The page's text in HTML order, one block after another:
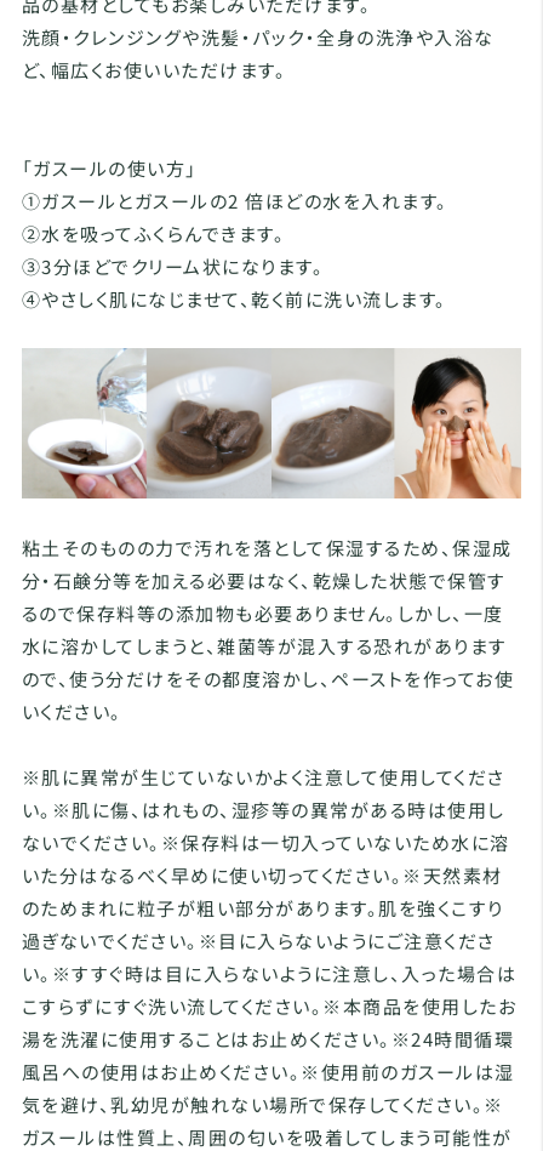
洗顔・クレンジングや洗髪・パック・全身の洗浄や入浴な
ど、幅広くお使いいただけます。
「ガスールの使い方」
①ガスールとガスールの2 倍ほどの水を入れます。
②水を吸ってふくらんできます。
③3分ほどでクリーム状になります。
④やさしく肌になじませて、乾く前に洗い流します。
粘土そのものの力で汚れを落として保湿するため、保湿成
分・石鹸分等を加える必要はなく、乾燥した状態で保管す
るので保存料等の添加物も必要ありません。しかし、一度
水に溶かしてしまうと、雑菌等が混入する恐れがあります
ので、使う分だけをその都度溶かし、ペーストを作ってお使
いください。
※肌に異常が生じていないかよく注意して使用してくださ
い。※肌に傷、はれもの、湿疹等の異常がある時は使用し
ないでください。※保存料は一切入っていないため水に溶
いた分はなるべく早めに使い切ってください。※天然素材
のためまれに粒子が粗い部分があります。肌を強くこすり
過ぎないでください。※目に入らないようにご注意くださ
い。※すすぐ時は目に入らないように注意し、入った場合は
こすらずにすぐ洗い流してください。※本商品を使用したお
湯を洗濯に使用することはお止めください。※24時間循環
風呂への使用はお止めください。※使用前のガスールは湿
気を避け、乳幼児が触れない場所で保存してください。※
ガスールは性質上、周囲の匂いを吸着してしまう可能性が